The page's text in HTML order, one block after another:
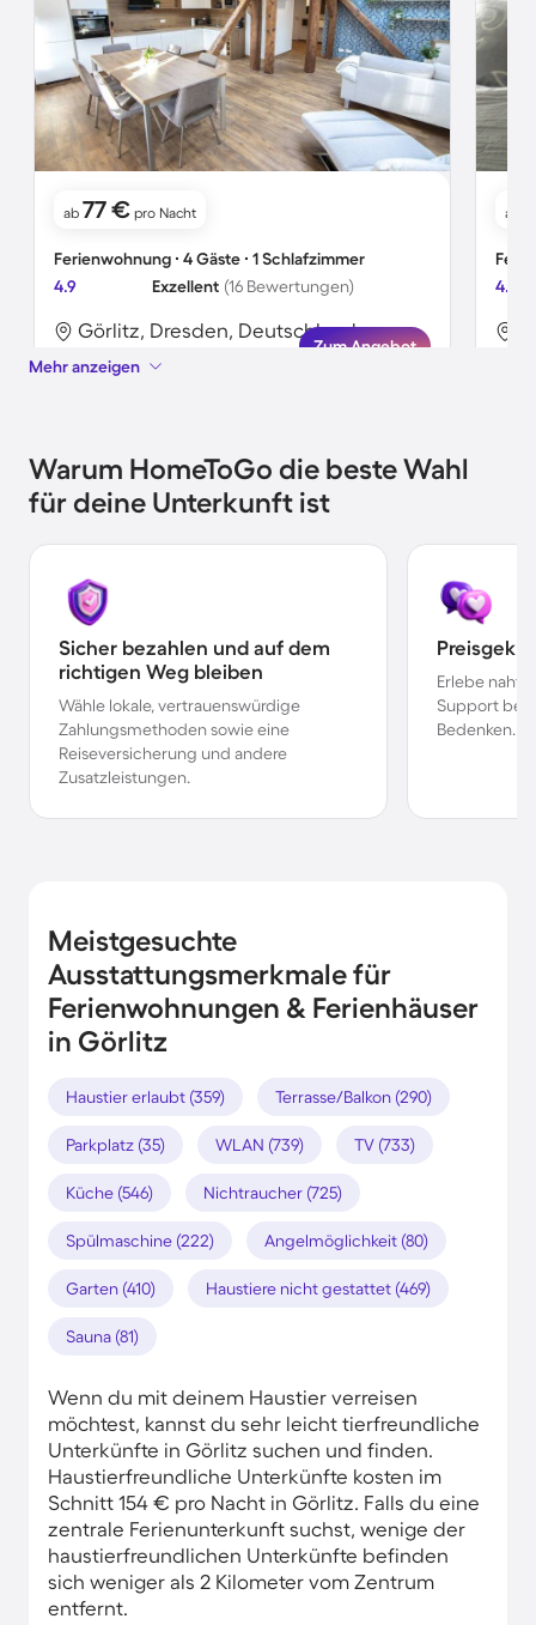
ab 77 € pro Nacht
Ferienwohnung ∙ 4 Gäste ∙ 1 Schlafzimmer
4.9
Exzellent (16 Bewertungen)
Görlitz, Dresden, Deutschland
Zum Angebot
ab
4.0
Mehr anzeigen
Warum HomeToGo die beste Wahl
für deine Unterkunft ist
Sicher bezahlen und auf dem
richtigen Weg bleiben
Wähle lokale, vertrauenswürdige
Zahlungsmethoden sowie eine
Reiseversicherung und andere
Zusatzleistungen.
Erlebe
Support bei
Bedenken.
Meistgesuchte
Ausstattungsmerkmale für
Ferienwohnungen & Ferienhäuser
in Görlitz
Haustier erlaubt (359) Terrasse/Balkon (290)
Parkplatz (35) WLAN (739) TV (733)
Küche (546) Nichtraucher (725)
Spülmaschine (222) Angelmöglichkeit (80)
Garten (410) Haustiere nicht gestattet (469)
Sauna (81)
Wenn du mit deinem Haustier verreisen
möchtest, kannst du sehr leicht tierfreundliche
Unterkünfte in Görlitz suchen und finden.
Haustierfreundliche Unterkünfte kosten im
Schnitt 154 € pro Nacht in Görlitz. Falls du eine
zentrale Ferienunterkunft suchst, wenige der
haustierfreundlichen Unterkünfte befinden
sich weniger als 2 Kilometer vom Zentrum
entfernt.